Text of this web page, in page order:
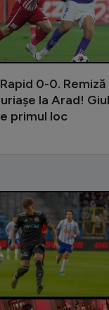
0-0. Remiză
la Arad!
primul loc